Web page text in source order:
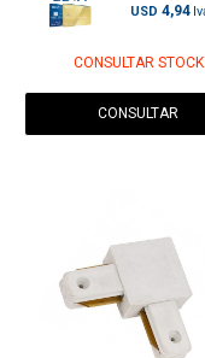
USD 4,94
CONSULTAR STOCK
CONSULTAR